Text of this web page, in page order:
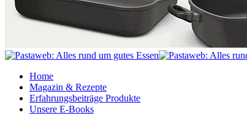
Home
Magazin & Rezepte
Erfahrungsbeiträge Produkte
Unsere E-Books